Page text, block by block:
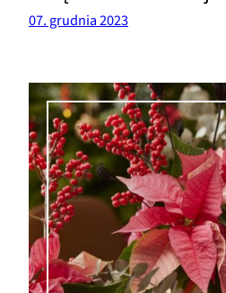
07. grudnia 2023